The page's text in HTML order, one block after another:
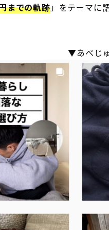
までの軌跡」をテーマに
▼あべじ